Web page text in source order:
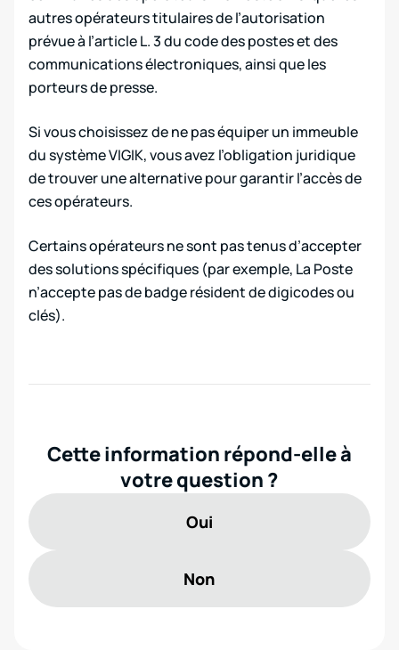
autres opérateurs titulaires de l’autorisation
prévue à l’article L. 3 du code des postes et des
communications électroniques, ainsi que les
porteurs de presse.
Si vous choisissez de ne pas équiper un immeuble
du système VIGIK, vous avez l’obligation juridique
de trouver une alternative pour garantir l’accès de
ces opérateurs.
Certains opérateurs ne sont pas tenus d’accepter
des solutions spécifiques (par exemple, La Poste
n’accepte pas de badge résident de digicodes ou
clés).
Cette information répond-elle à
votre question ?
Oui
Non